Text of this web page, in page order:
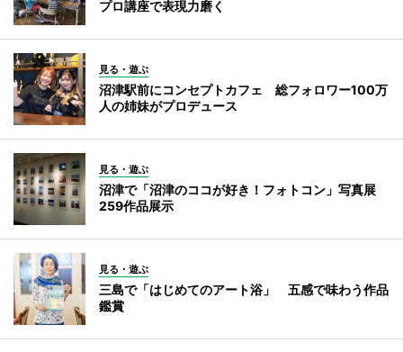
プロ講座で表現力磨く
見る・遊ぶ
沼津駅前にコンセプトカフェ 総フォロワー100万
人の姉妹がプロデュース
見る・遊ぶ
沼津で「沼津のココが好き！フォトコン」写真展
259作品展示
見る・遊ぶ
三島で「はじめてのアート浴」 五感で味わう作品
鑑賞